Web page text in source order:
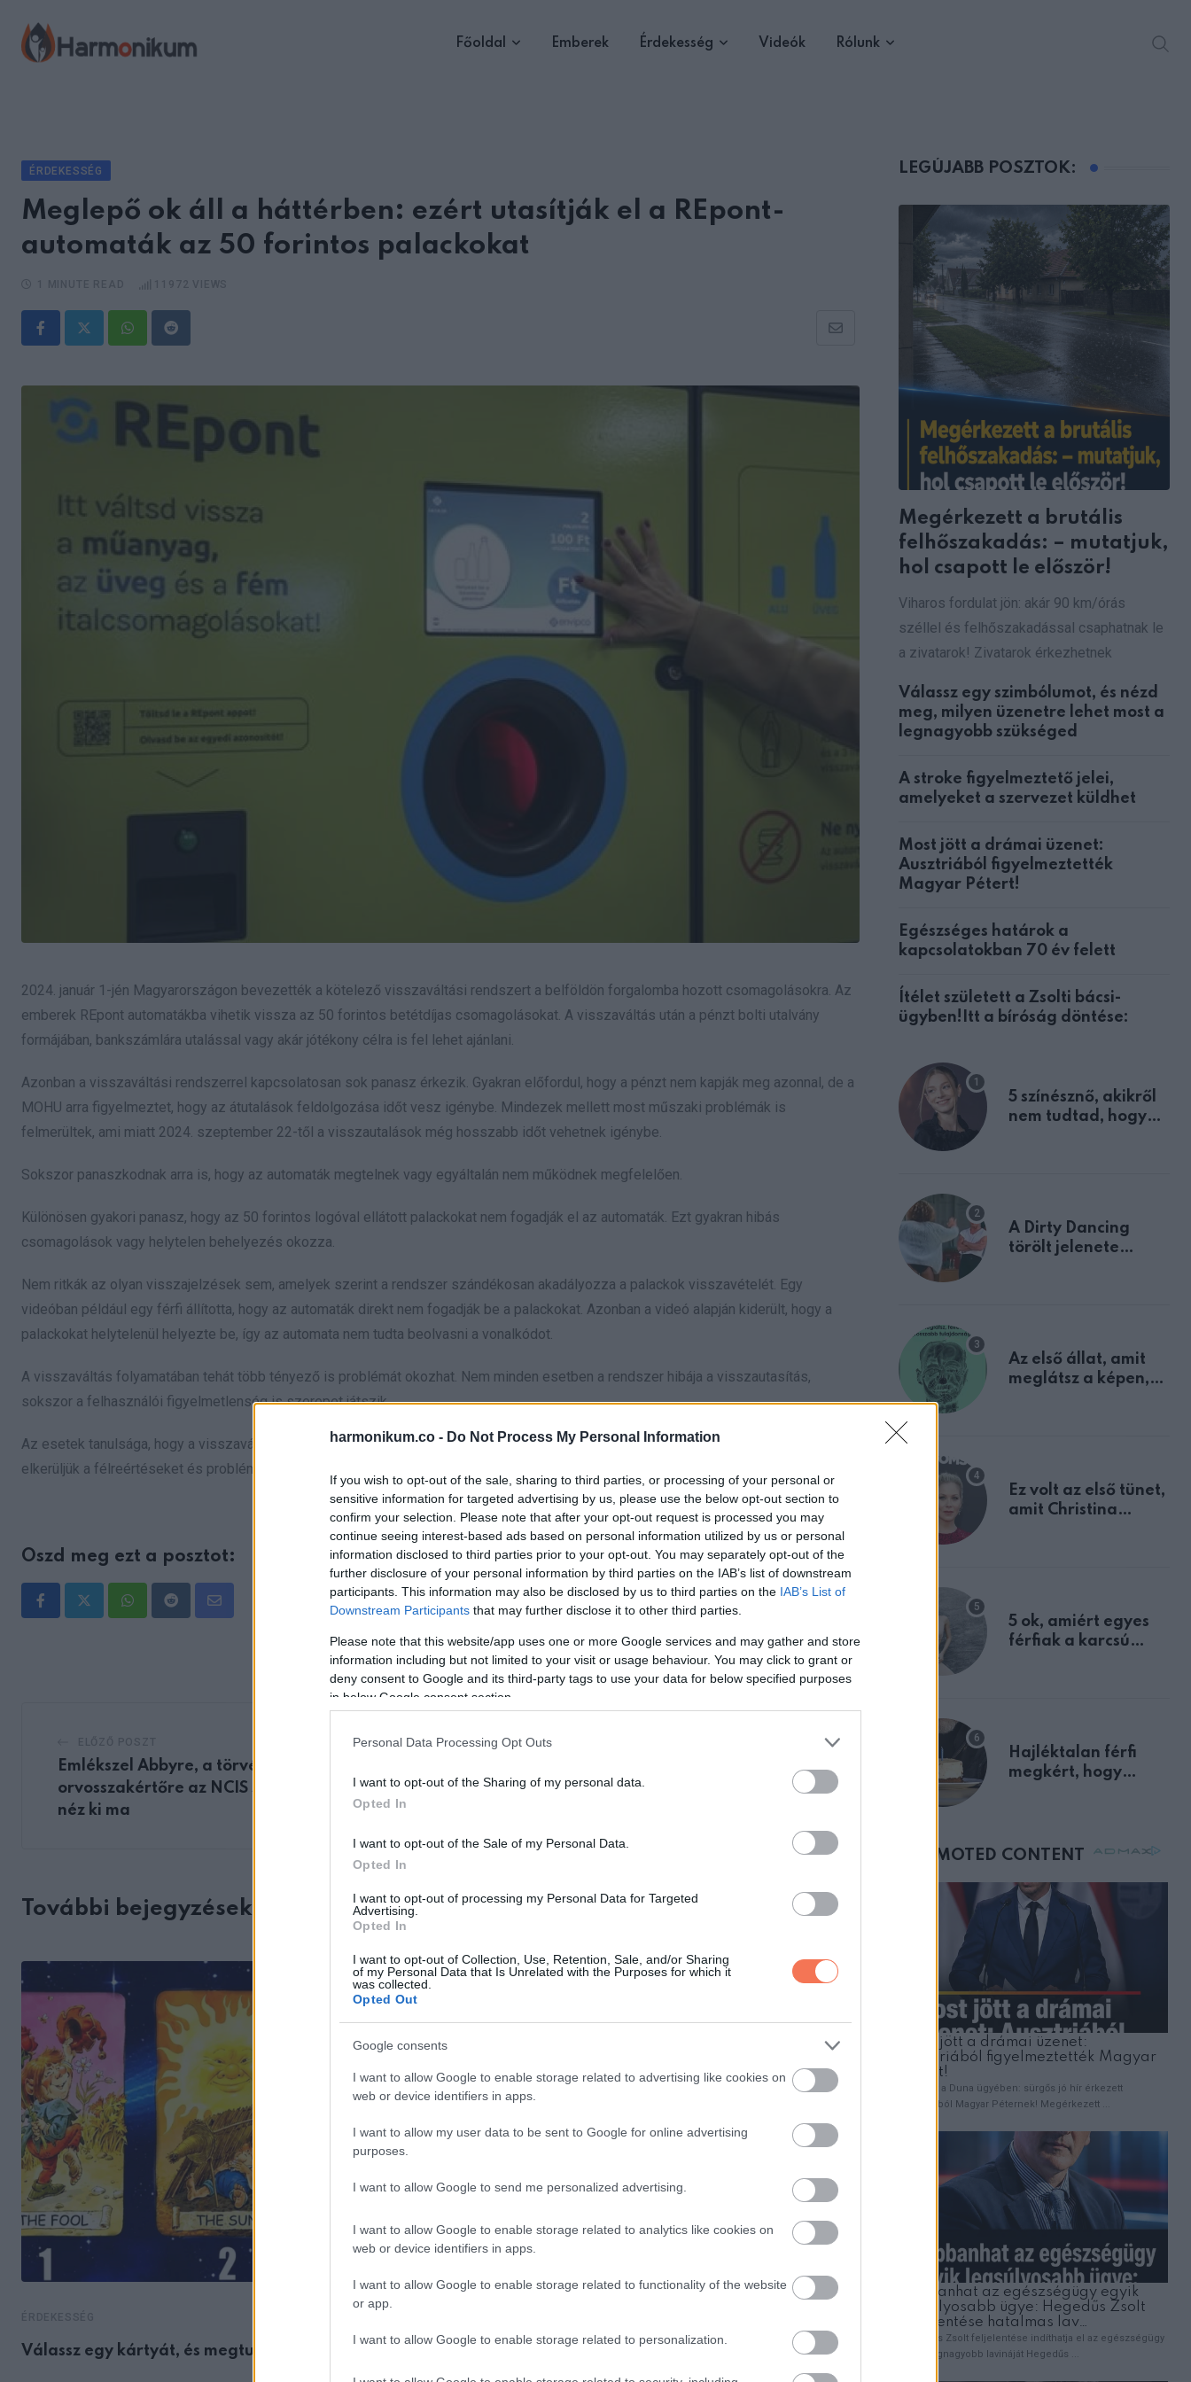
harmonikum.co - Do Not Process My Personal Information
If you wish to opt-out of the sale, sharing to third parties, or processing of your personal or
sensitive information for targeted advertising by us, please use the below opt-out section to
confirm your selection. Please note that after your opt-out request is processed you may
continue seeing interest-based ads based on personal information utilized by us or personal
information disclosed to third parties prior to your opt-out. You may separately opt-out of the
further disclosure of your personal information by third parties on the IAB’s list of downstream
participants. This information may also be disclosed by us to third parties on the IAB’s List of
Downstream Participants that may further disclose it to other third parties.
Please note that this website/app uses one or more Google services and may gather and store
information including but not limited to your visit or usage behaviour. You may click to grant or
deny consent to Google and its third-party tags to use your data for below specified purposes
in below Google consent section.
Personal Data Processing Opt Outs
I want to opt-out of the Sharing of my personal data.
Opted In
I want to opt-out of the Sale of my Personal Data.
Opted In
I want to opt-out of processing my Personal Data for Targeted
Advertising.
Opted In
I want to opt-out of Collection, Use, Retention, Sale, and/or Sharing
of my Personal Data that Is Unrelated with the Purposes for which it
was collected.
Opted Out
Google consents
I want to allow Google to enable storage related to advertising like cookies on
web or device identifiers in apps.
I want to allow my user data to be sent to Google for online advertising
purposes.
I want to allow Google to send me personalized advertising.
I want to allow Google to enable storage related to analytics like cookies on
web or device identifiers in apps.
I want to allow Google to enable storage related to functionality of the website
or app.
I want to allow Google to enable storage related to personalization.
content
Főoldal Emberek Érdekesség Videók Rólunk
ÉRDEKESSÉG
Meglepő ok áll a háttérben: ezért utasítják el a REpont-
automaták az 50 forintos palackokat
WhatsappReddit
Share
Email
2024. január 1-jén Magyarországon bevezették a kötelező visszaváltási rendszert a belföldön forgalomba hozott csomagolásokra. Az
emberek REpont automatákba vihetik vissza az 50 forintos betétdíjas csomagolásokat. A visszaváltás után a pénzt bolti utalvány
formájában, bankszámlára utalással vagy akár jótékony célra is fel lehet ajánlani.
Azonban a visszaváltási rendszerrel kapcsolatosan sok panasz érkezik. Gyakran előfordul, hogy a pénzt nem kapják meg azonnal, de a
MOHU arra figyelmeztet, hogy az átutalások feldolgozása időt vesz igénybe. Mindezek mellett most műszaki problémák is
felmerültek, ami miatt 2024. szeptember 22-től a visszautalások még hosszabb időt vehetnek igénybe.
Sokszor panaszkodnak arra is, hogy az automaták megtelnek vagy egyáltalán nem működnek megfelelően.
Különösen gyakori panasz, hogy az 50 forintos logóval ellátott palackokat nem fogadják el az automaták. Ezt gyakran hibás
csomagolások vagy helytelen behelyezés okozza.
Nem ritkák az olyan visszajelzések sem, amelyek szerint a rendszer szándékosan akadályozza a palackok visszavételét. Egy
videóban például egy férfi állította, hogy az automaták direkt nem fogadják be a palackokat. Azonban a videó alapján kiderült, hogy a
palackokat helytelenül helyezte be, így az automata nem tudta beolvasni a vonalkódot.
A visszaváltás folyamatában tehát több tényező is problémát okozhat. Nem minden esetben a rendszer hibája a visszautasítás,
sokszor a felhasználói figyelmetlenség is szerepet játszik.
Az esetek tanulsága, hogy a visszaváltás során körültekintően kell eljárni, figyelni a palackok állapotára és helyes behelyezésére, hogy
elkerüljük a félreértéseket és problémákat.
Oszd meg ezt a posztot:
WhatsappRedditShare
Emlékszel Abbyre, a törvényszéki
orvosszakértőre az NCIS sorozatból? Így
néz ki ma
MOST ÉRKEZETT – Hatalmas robbanás
Budapesten, íme a részletek
További bejegyzések
Válassz egy kártyát, és megtudhatod, mi vár rád
Magyar Péter újabb kemény bejegyzéssel reagált
ÉRDEKESSÉG
Amit a banánról tudni érdemes, mielőtt
LEGÚJABB POSZTOK:
Megérkezett a brutális
felhőszakadás: – mutatjuk,
hol csapott le először!
Viharos fordulat jön: akár 90 km/órás
széllel és felhőszakadással csaphatnak le
a zivatarok! Zivatarok érkezhetnek
Válassz egy szimbólumot, és nézd
meg, milyen üzenetre lehet most a
legnagyobb szükséged
A stroke figyelmeztető jelei,
amelyeket a szervezet küldhet
Most jött a drámai üzenet:
Ausztriából figyelmeztették
Magyar Pétert!
Egészséges határok a
kapcsolatokban 70 év felett
Ítélet született a Zsolti bácsi-
ügyben!Itt a bíróság döntése:
5 színésznő, akikről
nem tudtad, hogy
A Dirty Dancing
törölt jelenete
Az első állat, amit
meglátsz a képen,
Ez volt az első tünet,
amit Christina
5 ok, amiért egyes
férfiak a karcsú
Hajléktalan férfi
megkért, hogy
mellettem ült az első